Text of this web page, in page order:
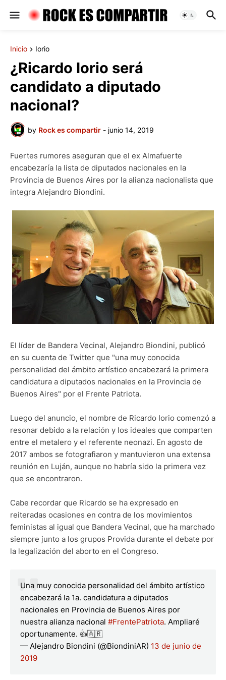
Inicio Iorio
¿Ricardo Iorio será
candidato a diputado
nacional?
by Rock es compartir - junio 14, 2019
Fuertes rumores aseguran que el ex Almafuerte
encabezaría la lista de diputados nacionales en la
Provincia de Buenos Aires por la alianza nacionalista que
integra Alejandro Biondini.
El líder de Bandera Vecinal, Alejandro Biondini, publicó
en su cuenta de Twitter que "una muy conocida
personalidad del ámbito artístico encabezará la primera
candidatura a diputados nacionales en la Provincia de
Buenos Aires" por el Frente Patriota.
Luego del anuncio, el nombre de Ricardo Iorio comenzó a
resonar debido a la relación y los ideales que comparten
entre el metalero y el referente neonazi. En agosto de
2017 ambos se fotografiaron y mantuvieron una extensa
reunión en Luján, aunque no habría sido la primera vez
que se encontraron.
Cabe recordar que Ricardo se ha expresado en
reiteradas ocasiones en contra de los movimientos
feministas al igual que Bandera Vecinal, que ha marchado
siempre junto a los grupos Provida durante el debate por
la legalización del aborto en el Congreso.
Una muy conocida personalidad del ámbito artístico
encabezará la 1a. candidatura a diputados
nacionales en Provincia de Buenos Aires por
nuestra alianza nacional #FrentePatriota. Ampliaré
oportunamente. 👍🇦🇷
— Alejandro Biondini (@BiondiniAR) 13 de junio de
2019